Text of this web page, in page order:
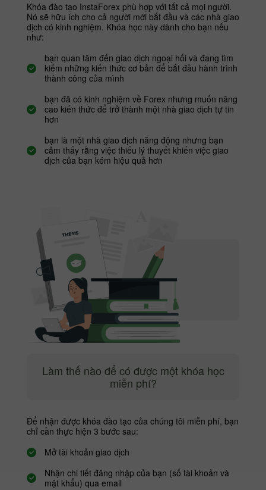
Khóa đào tạo InstaForex phù hợp với tất cả mọi người.
Nó sẽ hữu ích cho cả người mới bắt đầu và các nhà giao
dịch có kinh nghiệm. Khóa học này dành cho bạn nếu
như:
bạn quan tâm đến giao dịch ngoại hối và đang tìm
kiếm những kiến ​​thức cơ bản để bắt đầu hành trình
thành công của mình
bạn đã có kinh nghiệm về Forex nhưng muốn nâng
cao kiến ​​thức để trở thành một nhà giao dịch tự tin
hơn
bạn là một nhà giao dịch năng động nhưng bạn
cảm thấy rằng việc thiếu lý thuyết khiến việc giao
dịch của bạn kém hiệu quả hơn
Để nhận được khóa đào tạo của chúng tôi miễn phí, bạn
chỉ cần thực hiện 3 bước sau:
Mở tài khoản giao dịch
Nhận chi tiết đăng nhập của bạn (số tài khoản và
mật khẩu) qua email
Làm thế nào để có được một khóa học
miễn phí?